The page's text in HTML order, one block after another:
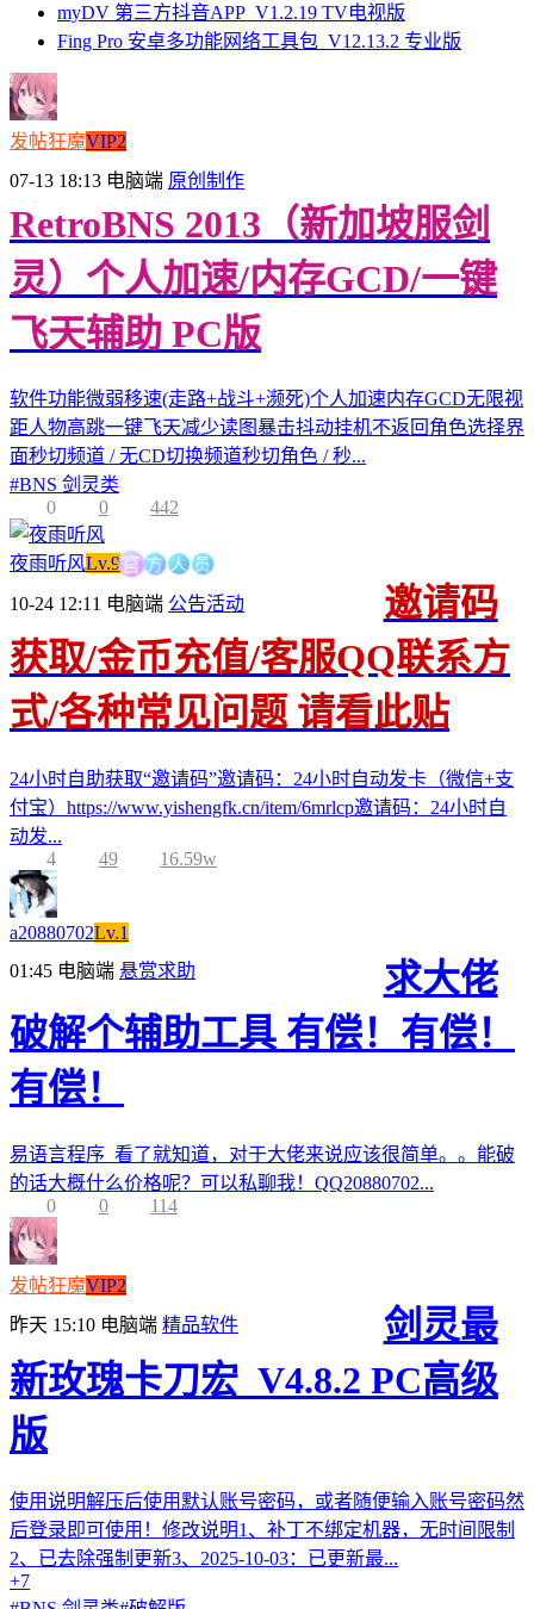
myDV 第三方抖音APP_V1.2.19 TV电视版
Fing Pro 安卓多功能网络工具包_V12.13.2 专业版
发帖狂魔VIP2
07-13 18:13 电脑端 原创制作
RetroBNS 2013（新加坡服剑
灵）个人加速/内存GCD/一键
飞天辅助 PC版
软件功能微弱移速(走路+战斗+濒死)个人加速内存GCD无限视
距人物高跳一键飞天减少读图暴击抖动挂机不返回角色选择界
面秒切频道 / 无CD切换频道秒切角色 / 秒...
#BNS 剑灵类
0
0 442
夜雨听风Lv.9官方人员
10-24 12:11 电脑端 公告活动
邀请码
获取/金币充值/客服QQ联系方
式/各种常见问题 请看此贴
24小时自助获取“邀请码”邀请码：24小时自动发卡（微信+支
付宝）https://www.yishengfk.cn/item/6mrlcp邀请码：24小时自
动发...
4
49 16.59w
a20880702Lv.1
01:45 电脑端 悬赏求助
求大佬
破解个辅助工具 有偿！有偿！
有偿！
易语言程序 看了就知道，对于大佬来说应该很简单。。能破
的话大概什么价格呢？可以私聊我！QQ20880702...
0
0 114
发帖狂魔VIP2
昨天 15:10 电脑端 精品软件
剑灵最
新玫瑰卡刀宏_V4.8.2 PC高级
版
使用说明解压后使用默认账号密码，或者随便输入账号密码然
后登录即可使用！修改说明1、补丁不绑定机器，无时间限制
2、已去除强制更新3、2025-10-03：已更新最...
+7